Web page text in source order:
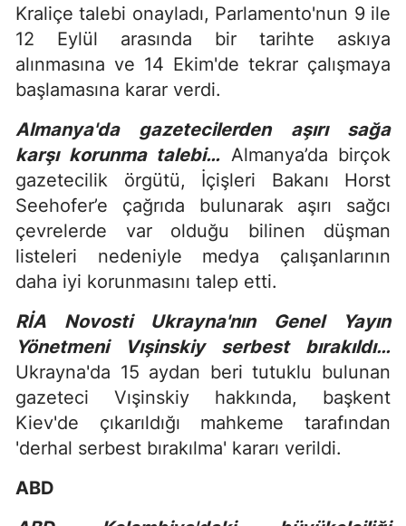
Kraliçe talebi onayladı, Parlamento'nun 9 ile
12 Eylül arasında bir tarihte askıya
alınmasına ve 14 Ekim'de tekrar çalışmaya
başlamasına karar verdi.
Almanya'da gazetecilerden aşırı sağa
karşı korunma talebi… Almanya’da birçok
gazetecilik örgütü, İçişleri Bakanı Horst
Seehofer’e çağrıda bulunarak aşırı sağcı
çevrelerde var olduğu bilinen düşman
listeleri nedeniyle medya çalışanlarının
daha iyi korunmasını talep etti.
RİA Novosti Ukrayna'nın Genel Yayın
Yönetmeni Vışinskiy serbest bırakıldı…
Ukrayna'da 15 aydan beri tutuklu bulunan
gazeteci Vışinskiy hakkında, başkent
Kiev'de çıkarıldığı mahkeme tarafından
'derhal serbest bırakılma' kararı verildi.
ABD